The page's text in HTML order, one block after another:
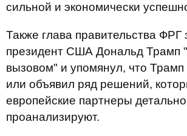
сильной и экономически
Также глава правительства ФРГ
президент США Дональд Трамп
вызовом" и упомянул, что
или объявил ряд решений,
европейские партнеры детально
проанализируют.